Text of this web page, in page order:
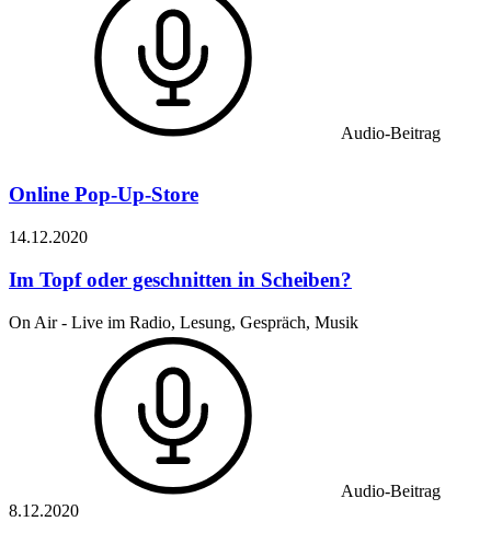
Audio-Beitrag
Online Pop-Up-Store
14.12.2020
Im Topf oder geschnitten in Scheiben?
On Air - Live im Radio, Lesung, Gespräch, Musik
Audio-Beitrag
8.12.2020